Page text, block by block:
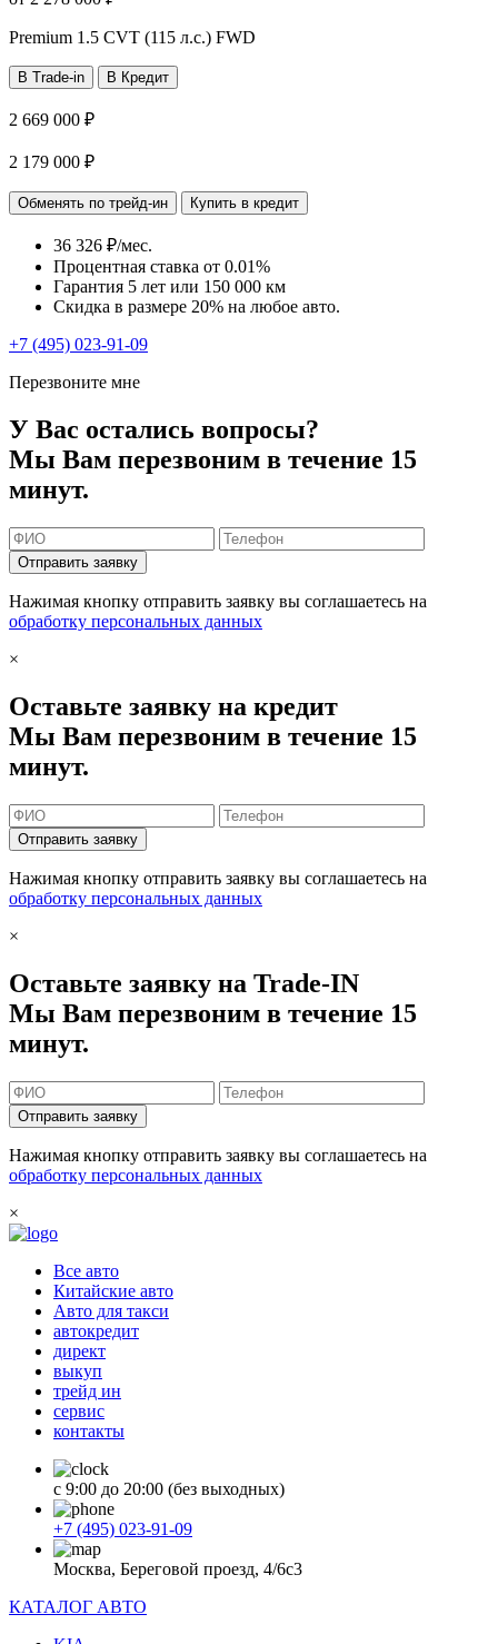
Premium 1.5 CVT (115 л.с.) FWD
В Trade-in В Кредит
2 669 000 ₽
2 179 000 ₽
Обменять по трейд-ин Купить в кредит
36 326 ₽/мес.
Процентная ставка от 0.01%
Гарантия 5 лет или 150 000 км
Скидка в размере 20% на любое авто.
+7 (495) 023-91-09
Перезвоните мне
У Вас остались вопросы?
Мы Вам перезвоним в течение 15
минут.
Отправить заявку
Нажимая кнопку отправить заявку вы соглашаетесь на
обработку персональных данных
×
Оставьте заявку на кредит
Мы Вам перезвоним в течение 15
минут.
Отправить заявку
Нажимая кнопку отправить заявку вы соглашаетесь на
обработку персональных данных
×
Оставьте заявку на Trade-IN
Мы Вам перезвоним в течение 15
минут.
Отправить заявку
Нажимая кнопку отправить заявку вы соглашаетесь на
обработку персональных данных
×
Все авто
Китайские авто
Авто для такси
автокредит
директ
выкуп
трейд ин
сервис
контакты
с 9:00 до 20:00 (без выходных)
+7 (495) 023-91-09
Москва, Береговой проезд, 4/6с3
КАТАЛОГ АВТО